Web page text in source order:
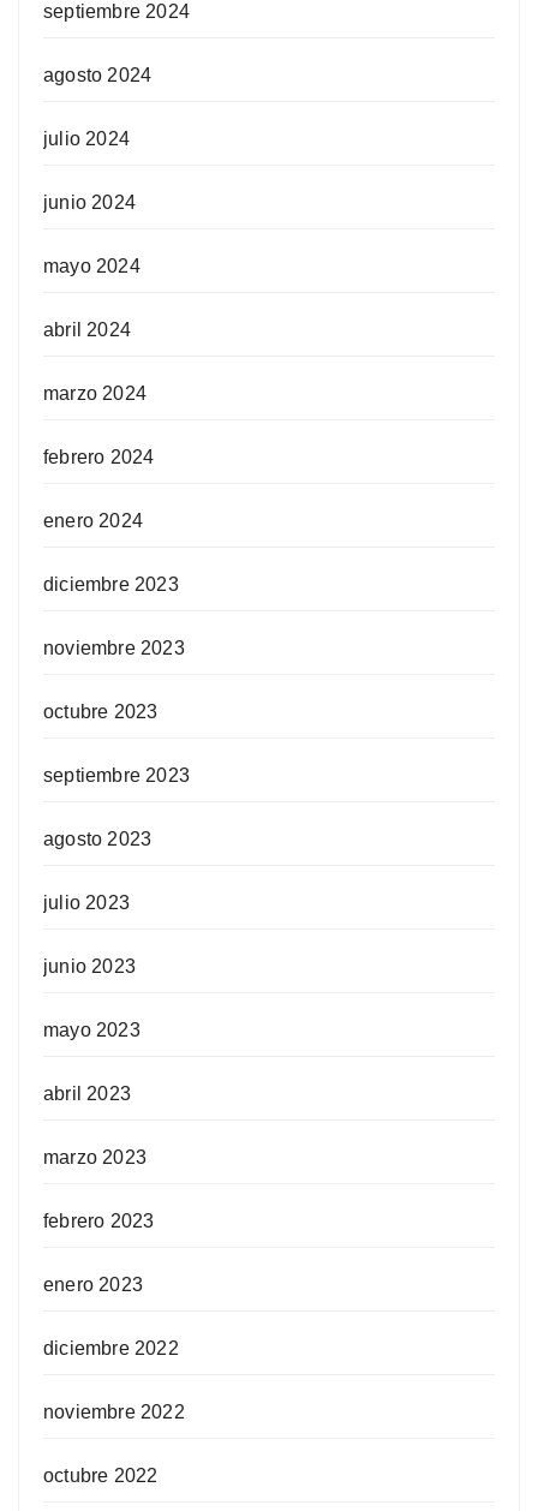
septiembre 2024
agosto 2024
julio 2024
junio 2024
mayo 2024
abril 2024
marzo 2024
febrero 2024
enero 2024
diciembre 2023
noviembre 2023
octubre 2023
septiembre 2023
agosto 2023
julio 2023
junio 2023
mayo 2023
abril 2023
marzo 2023
febrero 2023
enero 2023
diciembre 2022
noviembre 2022
octubre 2022